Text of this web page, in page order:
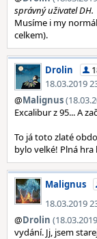
správný uživatel DH.
Musíme i my
celkem).
Drolin
18.03.2019
@Malignus
Excalibur z 95... A
To já toto zlaté
bylo velké! Plná
Malignus
18.03.2019
@Drolin
vydání. Jj, jsem